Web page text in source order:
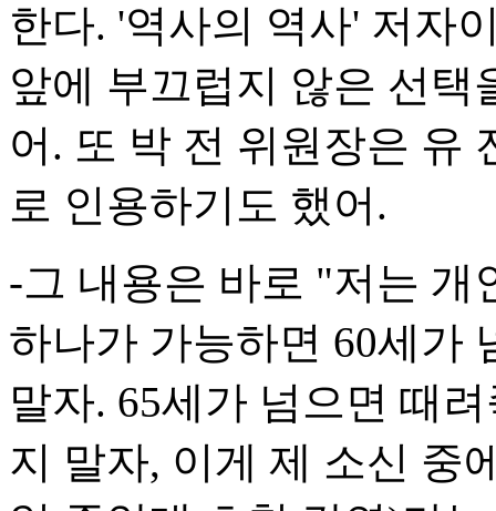
한다. '역사의 역사' 저자
앞에 부끄럽지 않은 선
어. 또 박 전 위원장은 유
로 인용하기도 했어.
-그 내용은 바로 "저는 개
하나가 가능하면 60세가
말자. 65세가 넘으면 때
지 말자, 이게 제 소신 중